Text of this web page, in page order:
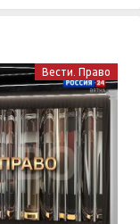
Вести. Право